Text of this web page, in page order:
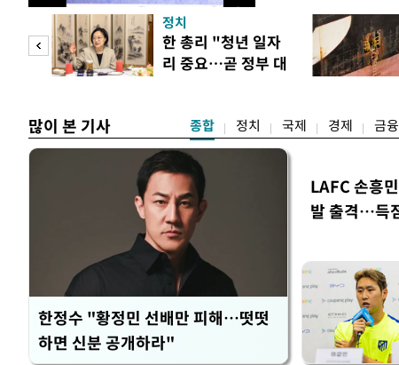
48.54%(1만8977표)
를 1622표(4.14%p)
·인천 권리당원 투표
적 합산(가중치 미반
피
정치
한 총리 "청년 일자
리 중요…곧 정부 대
많이 본 기사 종합 정치 국제 경제 금융
한정수 "황정민 선배만 피해…떳떳
하면 신분 공개하라"
LAFC 손흥
발 출격…득